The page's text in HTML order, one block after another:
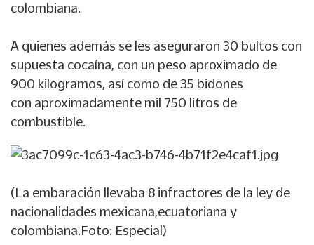
colombiana.
A quienes además se les aseguraron 30 bultos con
supuesta cocaína, con un peso aproximado de
900 kilogramos, así como de 35 bidones
con aproximadamente mil 750 litros de
combustible.
(La embaración llevaba 8 infractores de la ley de
nacionalidades mexicana,ecuatoriana y
colombiana.Foto: Especial)